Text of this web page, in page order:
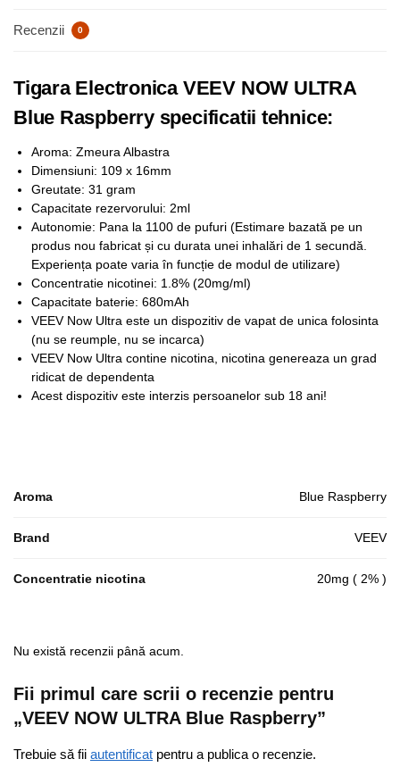
Recenzii 0
Tigara Electronica VEEV NOW ULTRA
Blue Raspberry specificatii tehnice:
Aroma: Zmeura Albastra
Dimensiuni: 109 x 16mm
Greutate: 31 gram
Capacitate rezervorului: 2ml
Autonomie: Pana la 1100 de pufuri (Estimare bazată pe un
produs nou fabricat și cu durata unei inhalări de 1 secundă.
Experiența poate varia în funcție de modul de utilizare)
Concentratie nicotinei: 1.8% (20mg/ml)
Capacitate baterie: 680mAh
VEEV Now Ultra este un dispozitiv de vapat de unica folosinta
(nu se reumple, nu se incarca)
VEEV Now Ultra contine nicotina, nicotina genereaza un grad
ridicat de dependenta
Acest dispozitiv este interzis persoanelor sub 18 ani!
Aroma Blue Raspberry
Brand VEEV
Concentratie nicotina 20mg ( 2% )
Nu există recenzii până acum.
Fii primul care scrii o recenzie pentru
„VEEV NOW ULTRA Blue Raspberry”
Trebuie să fii autentificat pentru a publica o recenzie.